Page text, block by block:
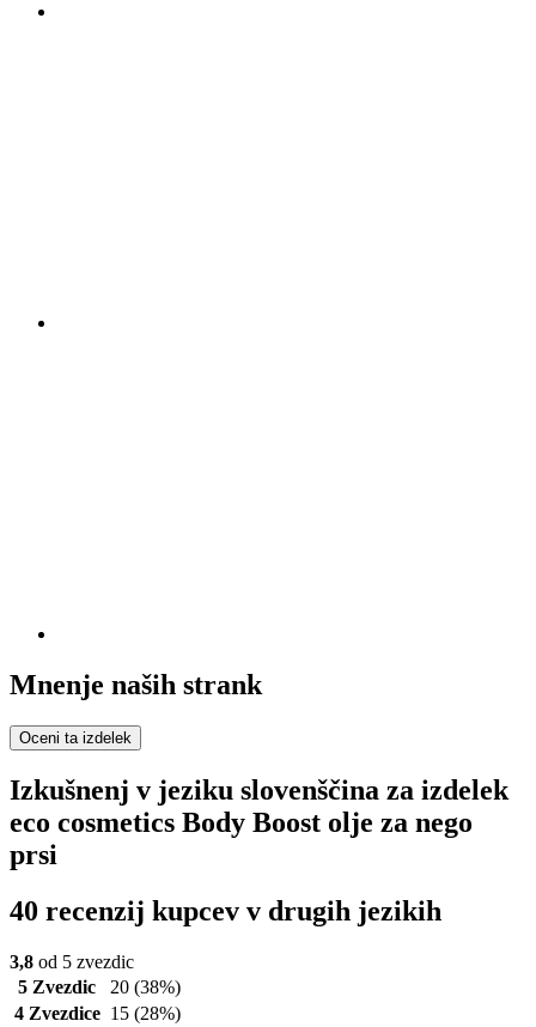
Mnenje naših strank
Oceni ta izdelek
Izkušnenj v jeziku slovenščina za izdelek
eco cosmetics Body Boost olje za nego
prsi
40 recenzij kupcev v drugih jezikih
3,8 od 5 zvezdic
5 Zvezdic
20 (38%)
4 Zvezdice 15 (28%)